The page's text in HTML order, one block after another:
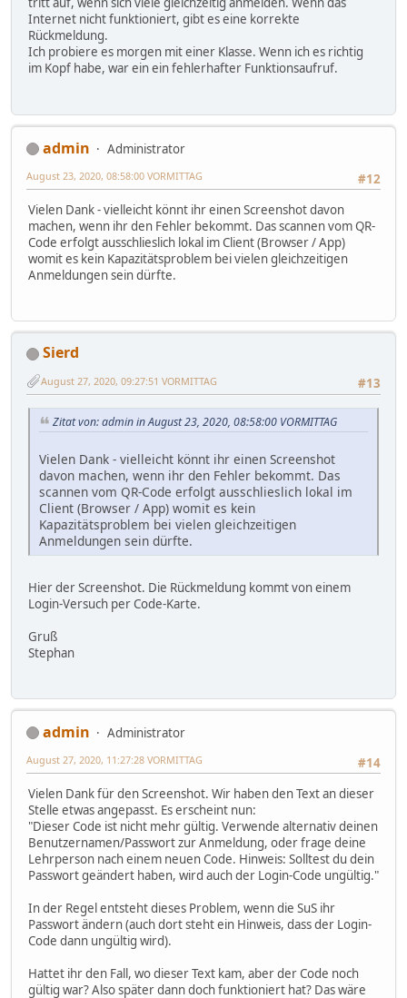
Internet nicht funktioniert, gibt es eine korrekte
Rückmeldung.
Ich probiere es morgen mit einer Klasse. Wenn ich es richtig
im Kopf habe, war ein ein fehlerhafter Funktionsaufruf.
admin
Administrator
#12
August 23, 2020, 08:58:00 VORMITTAG
Vielen Dank - vielleicht könnt ihr einen Screenshot davon
machen, wenn ihr den Fehler bekommt. Das scannen vom QR-
Code erfolgt ausschlieslich lokal im Client (Browser / App)
womit es kein Kapazitätsproblem bei vielen gleichzeitigen
Anmeldungen sein dürfte.
Sierd
#13
August 27, 2020, 09:27:51 VORMITTAG
Zitat von: admin in August 23, 2020, 08:58:00 VORMITTAG
Vielen Dank - vielleicht könnt ihr einen Screenshot
davon machen, wenn ihr den Fehler bekommt. Das
scannen vom QR-Code erfolgt ausschlieslich lokal im
Client (Browser / App) womit es kein
Kapazitätsproblem bei vielen gleichzeitigen
Anmeldungen sein dürfte.
Hier der Screenshot. Die Rückmeldung kommt von einem
Login-Versuch per Code-Karte.
Gruß
Stephan
admin
Administrator
#14
August 27, 2020, 11:27:28 VORMITTAG
Vielen Dank für den Screenshot. Wir haben den Text an dieser
Stelle etwas angepasst. Es erscheint nun:
"Dieser Code ist nicht mehr gültig. Verwende alternativ deinen
Benutzernamen/Passwort zur Anmeldung, oder frage deine
Lehrperson nach einem neuen Code. Hinweis: Solltest du dein
Passwort geändert haben, wird auch der Login-Code ungültig."
In der Regel entsteht dieses Problem, wenn die SuS ihr
Passwort ändern (auch dort steht ein Hinweis, dass der Login-
Code dann ungültig wird).
Hattet ihr den Fall, wo dieser Text kam, aber der Code noch
gültig war? Also später dann doch funktioniert hat? Das wäre